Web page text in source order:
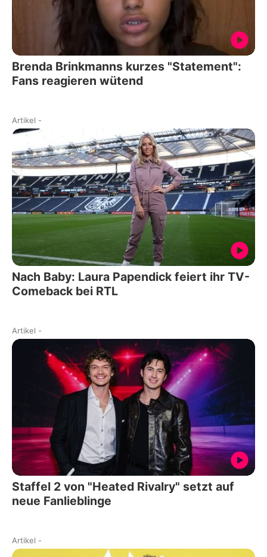
Brenda Brinkmanns kurzes "Statement":
Fans reagieren wütend
Artikel -
Nach Baby: Laura Papendick feiert ihr TV-
Comeback bei RTL
Artikel -
Staffel 2 von "Heated Rivalry" setzt auf
neue Fanlieblinge
Artikel -